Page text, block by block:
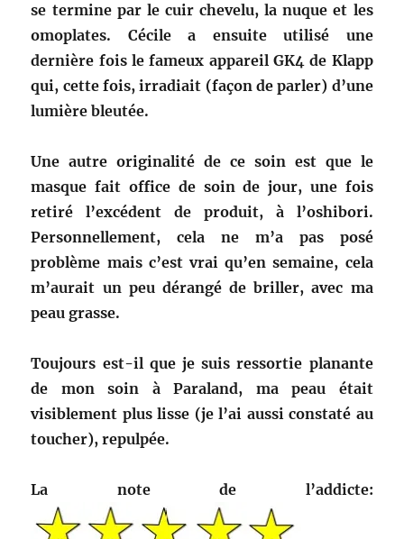
se termine par le cuir chevelu, la nuque et les
omoplates. Cécile a ensuite utilisé une
dernière fois le fameux appareil GK4 de Klapp
qui, cette fois, irradiait (façon de parler) d’une
lumière bleutée.
Une autre originalité de ce soin est que le
masque fait office de soin de jour, une fois
retiré l’excédent de produit, à l’oshibori.
Personnellement, cela ne m’a pas posé
problème mais c’est vrai qu’en semaine, cela
m’aurait un peu dérangé de briller, avec ma
peau grasse.
Toujours est-il que je suis ressortie planante
de mon soin à Paraland, ma peau était
visiblement plus lisse (je l’ai aussi constaté au
toucher), repulpée.
La note de l’addicte: